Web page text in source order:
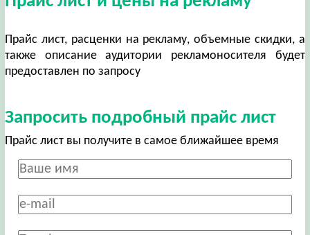
Прайс лист, расценки на рекламу, объемные скидки, а
также описание аудитории рекламоносителя будет
предоставлен по запросу
Запросить подробный прайс лист
Прайс лист вы получите в самое ближайшее время